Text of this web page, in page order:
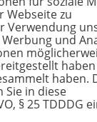
term in
in
and
Webseite zu
Verwendung
und
haben.
Sie in diese
§ 25 TDDDG